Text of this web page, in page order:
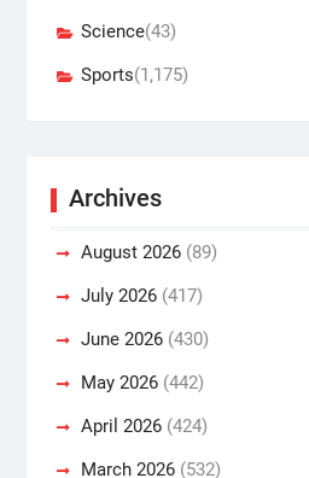
Science(43)
Sports(1,175)
Archives
August 2026(89)
July 2026(417)
June 2026(430)
May 2026(442)
April 2026(424)
March 2026(532)